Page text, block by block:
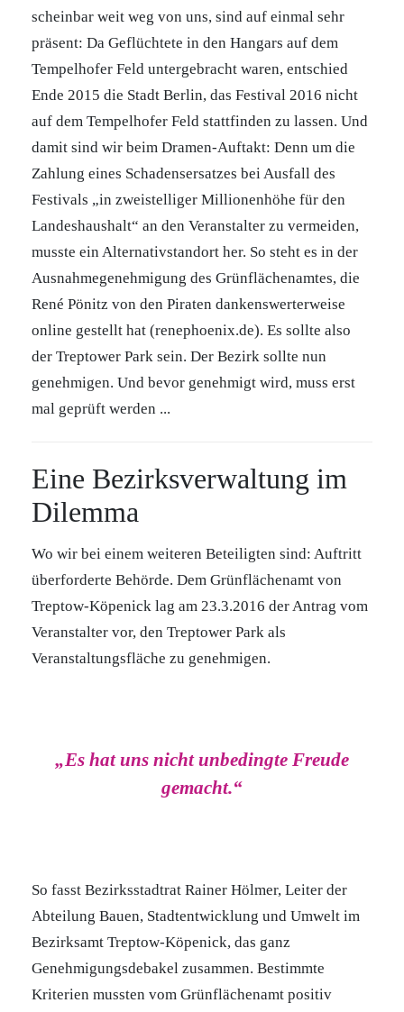
scheinbar weit weg von uns, sind auf einmal sehr
präsent: Da Geflüchtete in den Hangars auf dem
Tempelhofer Feld untergebracht waren, entschied
Ende 2015 die Stadt Berlin, das Festival 2016 nicht
auf dem Tempelhofer Feld stattfinden zu lassen. Und
damit sind wir beim Dramen-Auftakt: Denn um die
Zahlung eines Schadensersatzes bei Ausfall des
Festivals „in zweistelliger Millionenhöhe für den
Landeshaushalt“ an den Veranstalter zu vermeiden,
musste ein Alternativstandort her. So steht es in der
Ausnahmegenehmigung des Grünflächenamtes, die
René Pönitz von den Piraten dankenswerterweise
online gestellt hat (renephoenix.de). Es sollte also
der Treptower Park sein. Der Bezirk sollte nun
genehmigen. Und bevor genehmigt wird, muss erst
mal geprüft werden ...
Eine Bezirksverwaltung im
Dilemma
Wo wir bei einem weiteren Beteiligten sind: Auftritt
überforderte Behörde. Dem Grünflächenamt von
Treptow-Köpenick lag am 23.3.2016 der Antrag vom
Veranstalter vor, den Treptower Park als
Veranstaltungsfläche zu genehmigen.
„Es hat uns nicht unbedingte Freude
gemacht.“
So fasst Bezirksstadtrat Rainer Hölmer, Leiter der
Abteilung Bauen, Stadtentwicklung und Umwelt im
Bezirksamt Treptow-Köpenick, das ganz
Genehmigungsdebakel zusammen. Bestimmte
Kriterien mussten vom Grünflächenamt positiv